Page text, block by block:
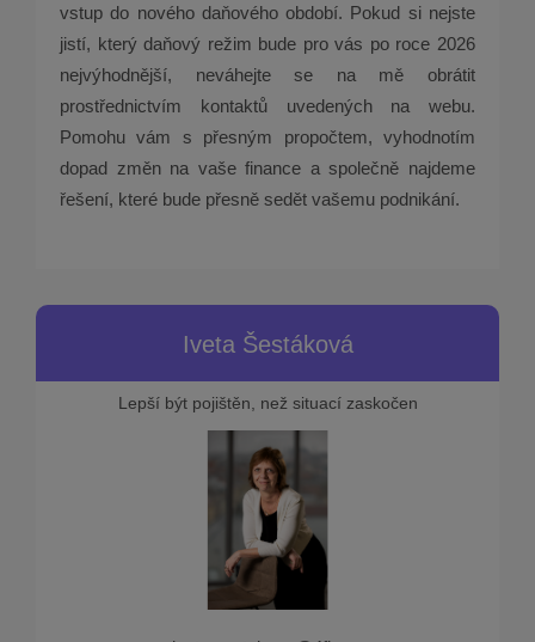
vstup do nového daňového období. Pokud si nejste
jistí, který daňový režim bude pro vás po roce 2026
nejvýhodnější, neváhejte se na mě obrátit
prostřednictvím kontaktů uvedených na webu.
Pomohu vám s přesným propočtem, vyhodnotím
dopad změn na vaše finance a společně najdeme
řešení, které bude přesně sedět vašemu podnikání.
Iveta Šestáková
Lepší být pojištěn, než situací zaskočen